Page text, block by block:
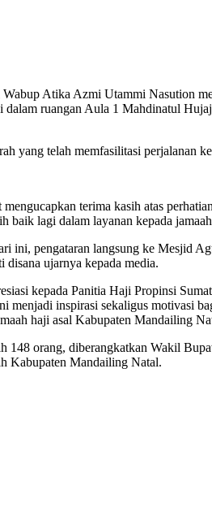
Atika Azmi Utammi Nasution
ruangan Aula 1 Mahdinatul
yang telah memfasilitasi perjalanan
terima kasih atas
baik lagi dalam layanan kepada
ini, pengataran langsung ke Mesjid
disana ujarnya kepada media.
kepada Panitia Haji Propinsi
menjadi inspirasi sekaligus motivasi
haji asal Kabupaten Mandailing
orang, diberangkatkan Wakil
Kabupaten Mandailing Natal.